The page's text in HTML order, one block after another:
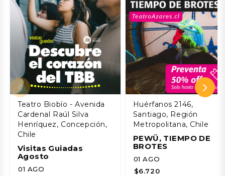
Teatro Biobío - Avenida
Cardenal Raúl Silva
Henríquez, Concepción,
Chile
Visitas Guiadas
Agosto
01 AGO
Huérfanos 2146,
Santiago, Región
Metropolitana, Chile
PEWÜ, TIEMPO DE
BROTES
01 AGO
$6.720